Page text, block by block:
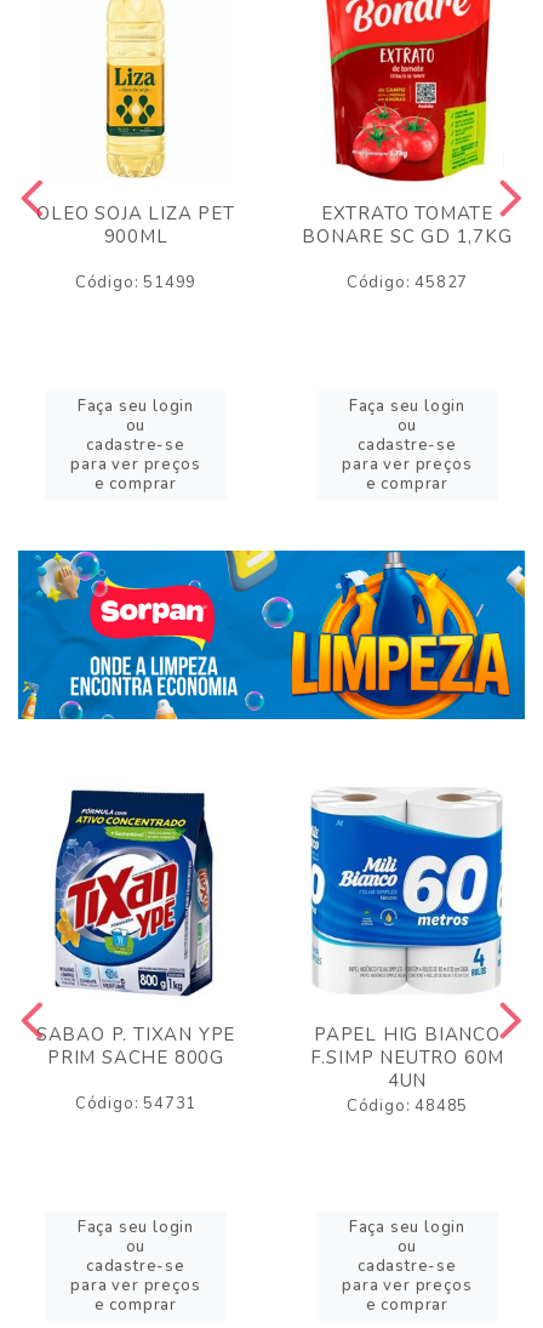
OLEO SOJA LIZA PET
900ML
Código: 51499
Faça seu login
ou
cadastre-se
para ver preços
e comprar
EXTRATO TOMATE
BONARE SC GD 1,7KG
Código: 45827
Faça seu login
ou
cadastre-se
para ver preços
e comprar
SABAO P. TIXAN YPE
PRIM SACHE 800G
Código: 54731
Faça seu login
ou
cadastre-se
para ver preços
e comprar
PAPEL HIG BIANCO
F.SIMP NEUTRO 60M
4UN
Código: 48485
Faça seu login
ou
cadastre-se
para ver preços
e comprar